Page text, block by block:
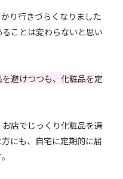
り行きづらくなりました
ことは変わらないと思い
避けつつも、化粧品を定
店でじっくり化粧品を選
にも、自宅に定期的に届